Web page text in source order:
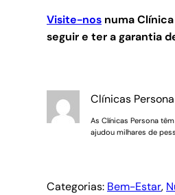
Visite-nos numa
seguir e ter a garantia
Clínicas Persona
As Clínicas Persona
ajudou milhares de
Categorias: Bem-Estar,